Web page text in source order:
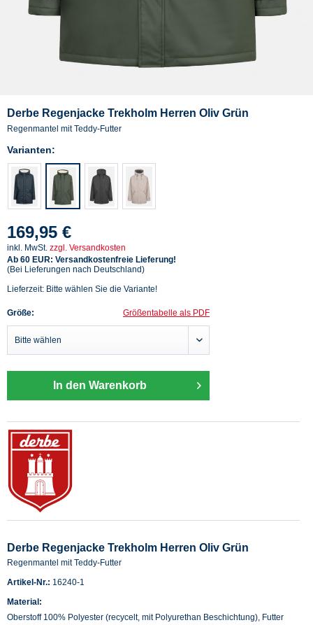
Derbe Regenjacke Trekholm Herren Oliv Grün
Regenmantel mit Teddy-Futter
Varianten:
169,95 €
inkl. MwSt. zzgl. Versandkosten
Ab 60 EUR: Versandkostenfreie Lieferung!
(Bei Lieferungen nach Deutschland)
Lieferzeit: Bitte wählen Sie die Variante!
Größe: Größentabelle als PDF
In den Warenkorb
Derbe Regenjacke Trekholm Herren Oliv Grün
Regenmantel mit Teddy-Futter
Artikel-Nr.: 16240-1
Material:
Oberstoff 100% Polyester (recycelt, mit Polyurethan Beschichtung), Futter